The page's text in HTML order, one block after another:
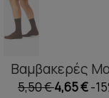
Βαμβακερές
5,50 €4,65 €-